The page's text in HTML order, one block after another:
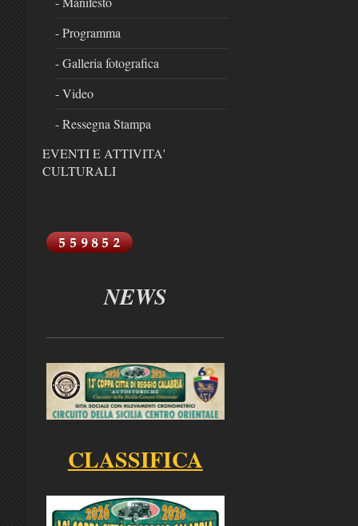
- Programma
- Galleria fotografica
- Video
- Ressegna Stampa
EVENTI E ATTIVITA'
CULTURALI
NEWS
CLASSIFICA